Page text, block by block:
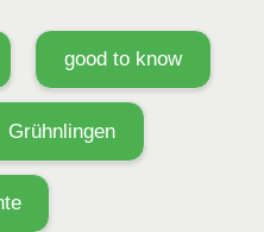
good to know
Grühnlingen